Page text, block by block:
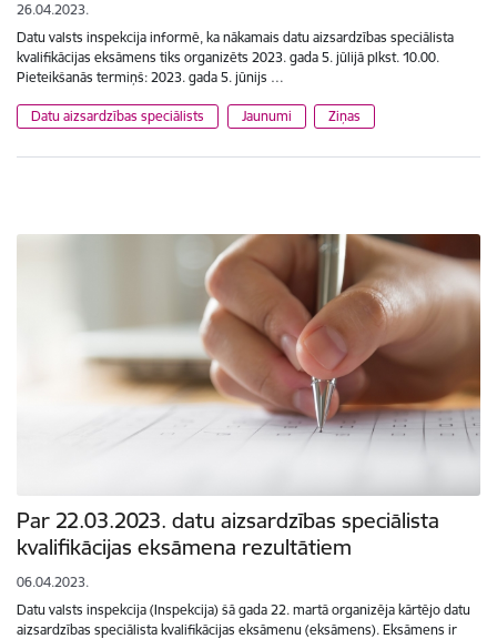
26.04.2023.
Datu valsts inspekcija informē, ka nākamais datu aizsardzības speciālista
kvalifikācijas eksāmens tiks organizēts 2023. gada 5. jūlijā plkst. 10.00.
Pieteikšanās termiņš: 2023. gada 5. jūnijs …
Datu aizsardzības speciālists Jaunumi Ziņas
Par 22.03.2023. datu aizsardzības speciālista
kvalifikācijas eksāmena rezultātiem
06.04.2023.
Datu valsts inspekcija (Inspekcija) šā gada 22. martā organizēja kārtējo datu
aizsardzības speciālista kvalifikācijas eksāmenu (eksāmens). Eksāmens ir